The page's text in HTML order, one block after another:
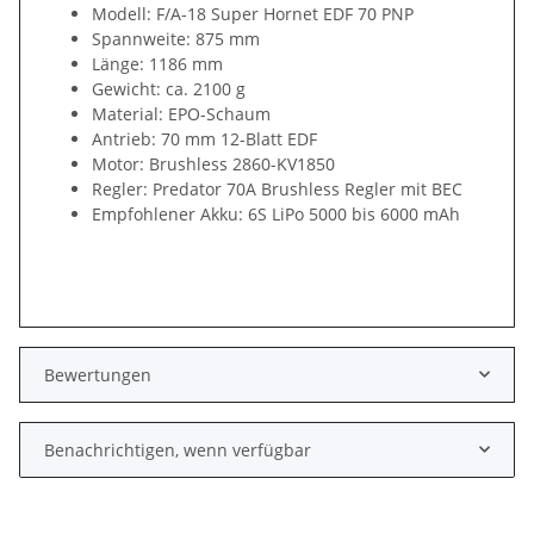
Modell: F/A-18 Super Hornet EDF 70 PNP
Spannweite: 875 mm
Länge: 1186 mm
Gewicht: ca. 2100 g
Material: EPO-Schaum
Antrieb: 70 mm 12-Blatt EDF
Motor: Brushless 2860-KV1850
Regler: Predator 70A Brushless Regler mit BEC
Empfohlener Akku: 6S LiPo 5000 bis 6000 mAh
Bewertungen
Benachrichtigen, wenn verfügbar